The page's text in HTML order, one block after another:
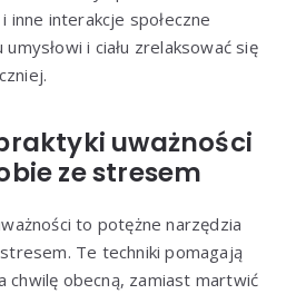
inne interakcje społeczne
i ciału zrelaksować się
uważności
ze stresem
to potężne narzędzia
Te techniki pomagają
chwilę obecną, zamiast martwić